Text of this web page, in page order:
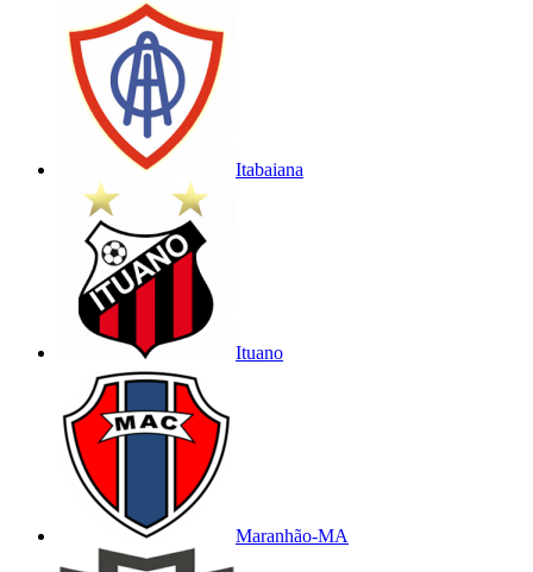
Itabaiana
Ituano
Maranhão-MA